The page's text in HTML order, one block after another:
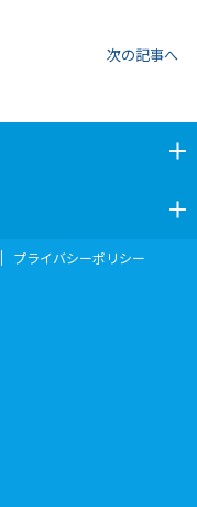
次の記事へ
プライバシーポリシー